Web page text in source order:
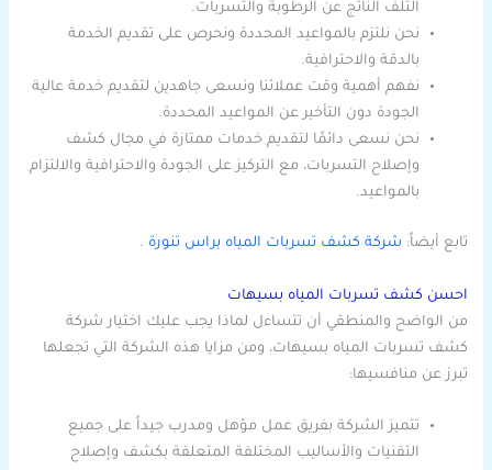
التلف الناتج عن الرطوبة والتسربات.
نحن نلتزم بالمواعيد المحددة ونحرص على تقديم الخدمة
بالدقة والاحترافية.
نفهم أهمية وقت عملائنا ونسعى جاهدين لتقديم خدمة عالية
الجودة دون التأخير عن المواعيد المحددة.
نحن نسعى دائمًا لتقديم خدمات ممتازة في مجال كشف
وإصلاح التسربات، مع التركيز على الجودة والاحترافية والالتزام
بالمواعيد.
تابع أيضاً: شركة كشف تسربات المياه براس تنورة .
احسن كشف تسربات المياه بسيهات
من الواضح والمنطقي أن تتساءل لماذا يجب عليك اختيار شركة
كشف تسربات المياه بسيهات، ومن مزايا هذه الشركة التي تجعلها
تبرز عن منافسيها:
تتميز الشركة بفريق عمل مؤهل ومدرب جيداً على جميع
التقنيات والأساليب المختلفة المتعلقة بكشف وإصلاح